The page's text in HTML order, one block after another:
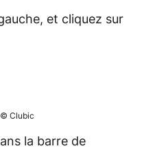
et cliquez sur
© Clubic
la barre de